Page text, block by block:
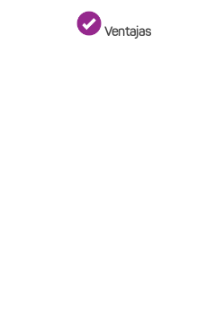
Ventajas